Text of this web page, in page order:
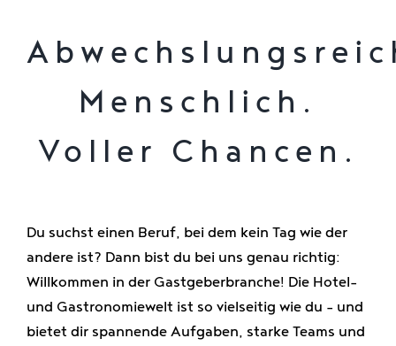
Genießen
Menschlich.
Voller Chancen.
Du suchst einen Beruf, bei dem kein Tag wie der
andere ist? Dann bist du bei uns genau richtig:
Willkommen in der Gastgeberbranche! Die Hotel-
und Gastronomiewelt ist so vielseitig wie du – und
bietet dir spannende Aufgaben, starke Teams und